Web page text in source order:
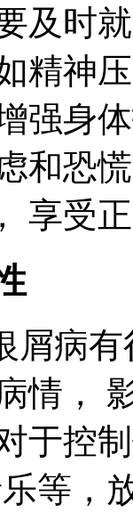
及时
精神
强身
和恐
享受
屑病
情，
于控
等，